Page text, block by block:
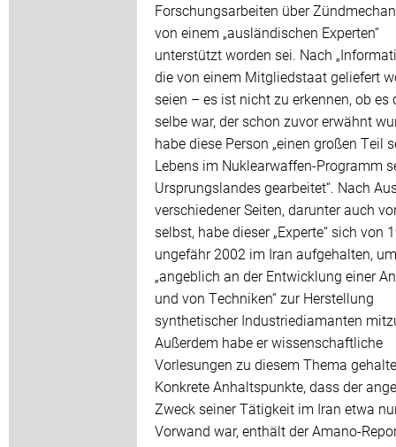
Forschungsarbeiten über
von einem „ausländischen Experten“
unterstützt worden sei. Nach
die von einem Mitgliedstaat geliefert
seien – es ist nicht zu erkennen, ob es
selbe war, der schon zuvor erwähnt
habe diese Person „einen großen Teil
Lebens im Nuklearwaffen-Programm
Ursprungslandes gearbeitet“. Nach
verschiedener Seiten, darunter auch
selbst, habe dieser „Experte“ sich von
ungefähr 2002 im Iran aufgehalten,
„angeblich an der Entwicklung einer
und von Techniken“ zur Herstellung
synthetischer Industriediamanten
Außerdem habe er wissenschaftliche
Vorlesungen zu diesem Thema
Konkrete Anhaltspunkte, dass der
Zweck seiner Tätigkeit im Iran etwa
Vorwand war, enthält der Amano-